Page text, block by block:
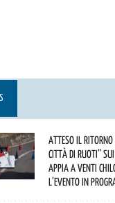
Atteso il ritorno
Città di Ruoti”
Appia a venti
L’evento in